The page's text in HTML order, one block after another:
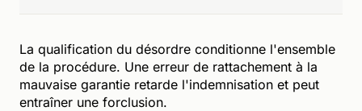
La qualification du désordre conditionne l'ensemble
de la procédure. Une erreur de rattachement à la
mauvaise garantie retarde l'indemnisation et peut
entraîner une forclusion.